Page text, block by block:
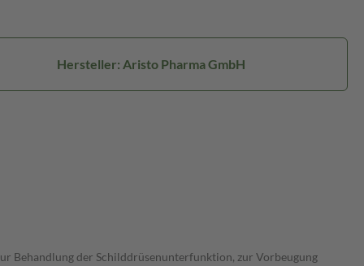
Hersteller: Aristo Pharma GmbH
Behandlung der Schilddrüsenunterfunktion, zur Vorbeugung